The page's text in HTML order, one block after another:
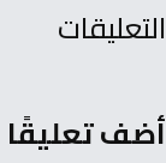
التعليقات
أضف تعليقًا